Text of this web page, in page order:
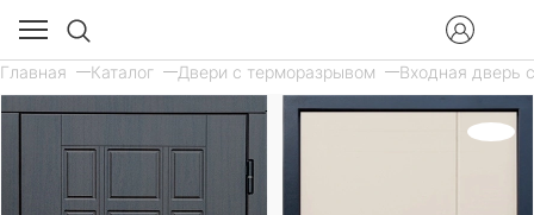
Главная Каталог Двери с терморазрывом Входная дверь